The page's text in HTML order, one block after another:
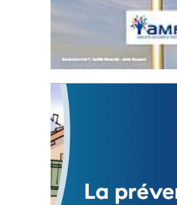
Statut de l’élu local
3 avril 2024
Mise à jour avril 2024
FEUILLETER